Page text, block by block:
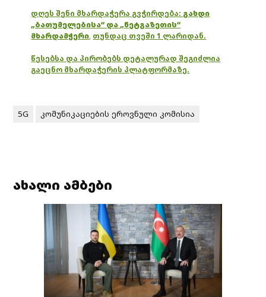
დღეს შენი მხარდაჭერა გვჭირდება: გახდი
„ბათუმელებისა“ და „ნეტგაზეთის“
მხარდამჭერი, თუნდაც თვეში 1 ლარიდან.
წესებსა და პირობებს დეტალურად შეგიძლია
გაეცნო მხარდაჭერის პლატფორმაზე.
5G კომუნიკაციების ეროვნული კომისია
ახალი ამბები